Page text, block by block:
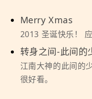
Merry Xmas
2013 圣诞快乐！
转身之间-此间的
江南大神的此间的
很好看。